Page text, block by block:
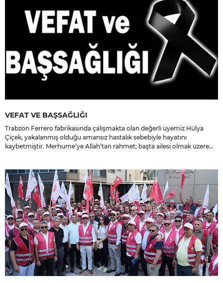
VEFAT VE BAŞSAĞLIĞI
Trabzon Ferrero fabrikasında çalışmakta olan değerli üyemiz Hülya
Çiçek, yakalanmış olduğu amansız hastalık sebebiyle hayatını
kaybetmiştir. Merhume’ye Allah’tan rahmet; başta ailesi olmak üzere